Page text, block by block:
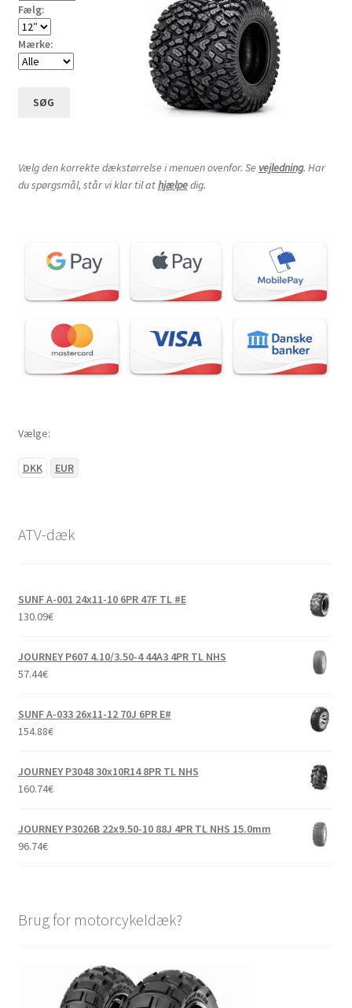
Fælg:
Mærke:
SØG
Vælg den korrekte dækstørrelse i menuen ovenfor. Se vejledning. Har
du spørgsmål, står vi klar til athjælpedig.
Vælge:
DKK EUR
ATV-dæk
SUNF A-001 24x11-10 6PR 47F TL #E
130.09€
JOURNEY P607 4.10/3.50-4 44A3 4PR TL NHS
57.44€
SUNF A-033 26x11-12 70J 6PR E#
154.88€
JOURNEY P3048 30x10R14 8PR TL NHS
160.74€
JOURNEY P3026B 22x9.50-10 88J 4PR TL NHS 15.0mm
96.74€
Brug for motorcykeldæk?